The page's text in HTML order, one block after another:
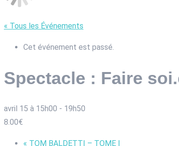
« Tous les Événements
Cet événement est passé.
Spectacle : Faire
avril 15 à 15h00 - 19h50
8.00€
« TOM BALDETTI – TOME I